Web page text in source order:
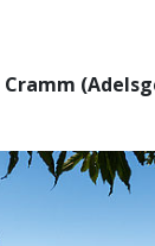
Cramm